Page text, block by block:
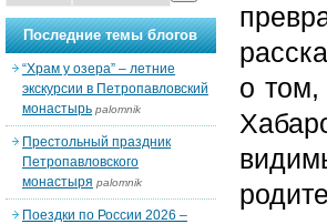
о том,
Последние темы блогов
“Храм у озера” – летние
экскурсии в Петропавловский
монастырь palomnik
Престольный праздник
Петропавловского
монастыря palomnik
Поездки по России 2026 –